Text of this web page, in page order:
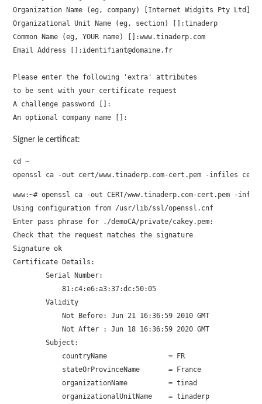
Organization Name (eg, company) [Internet Widgits Pty
Organizational Unit Name (eg, section) []:tinaderp
Common Name (eg, YOUR name) []:www.tinaderp.com
Email Address []:identifiant@domaine.fr
Please enter the following 'extra' attributes
to be sent with your certificate request
A challenge password []:
An optional company name []:
Signer le certificat:
cd ~
openssl ca -out cert/www.tinaderp.com-cert.pem -infiles cert/
www:~# openssl ca -out CERT/www.tinaderp.com-cert.pem -
Using configuration from /usr/lib/ssl/openssl.cnf
Enter pass phrase for ./demoCA/private/cakey.pem:
Check that the request matches the signature
Signature ok
Certificate Details:
        Serial Number:
            81:c4:e6:a3:37:dc:50:05
        Validity
            Not Before: Jun 21 16:36:59 2010 GMT
            Not After : Jun 18 16:36:59 2020 GMT
        Subject:
            countryName               = FR
            stateOrProvinceName       = France
            organizationName          = tinad
            organizationalUnitName    = tinaderp